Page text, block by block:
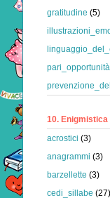
gratitudine (5)
pari_opportunità
10. Enigmistica
acrostici (3)
anagrammi (3)
barzellette (3)
cedi_sillabe (27)